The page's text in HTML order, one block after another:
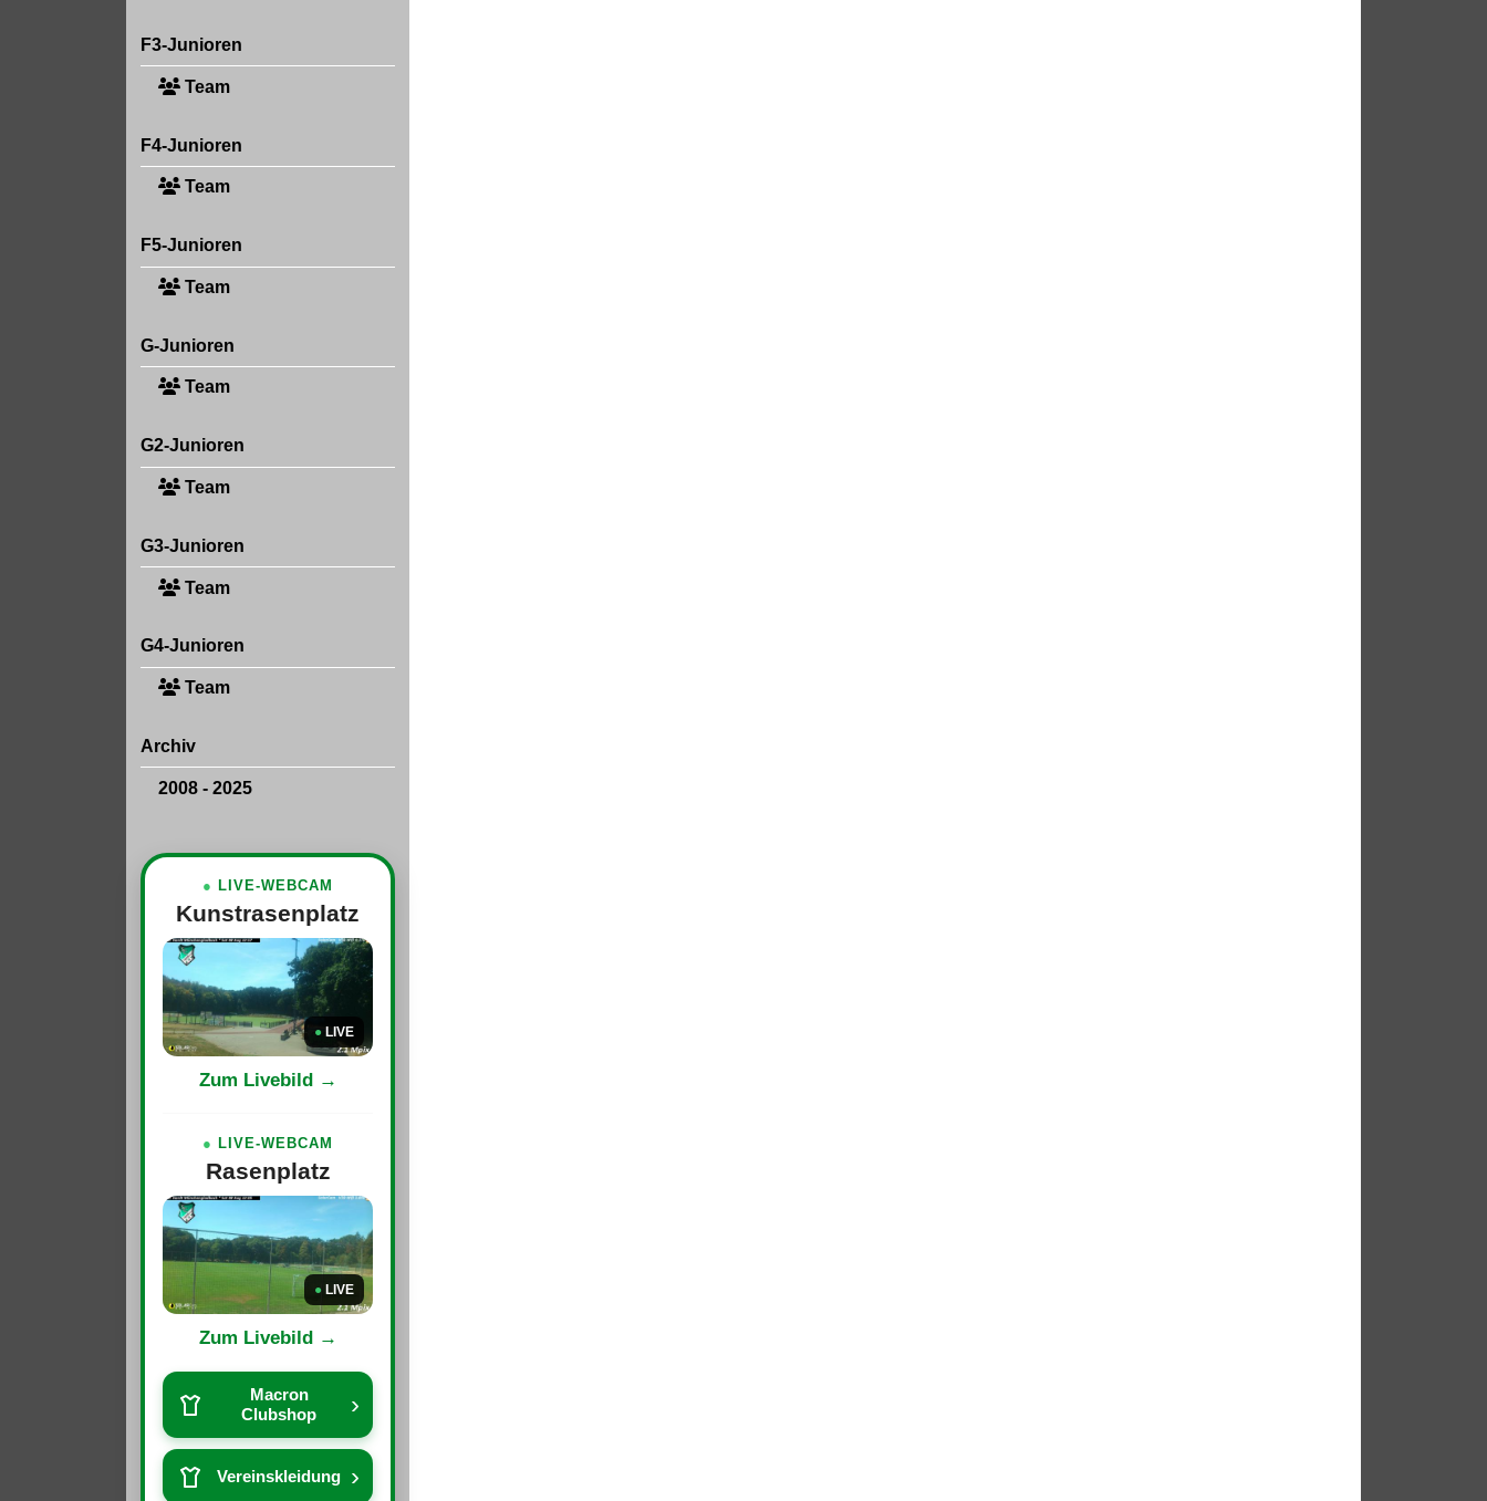
F3-Junioren
Team
F4-Junioren
Team
F5-Junioren
Team
G-Junioren
Team
G2-Junioren
Team
G3-Junioren
Team
G4-Junioren
Team
Archiv
2008 - 2025
● LIVE-WEBCAM
Kunstrasenplatz
● LIVE
Zum Livebild →
● LIVE-WEBCAM
Rasenplatz
● LIVE
Zum Livebild →
Macron
Clubshop
›
Vereinskleidung ›